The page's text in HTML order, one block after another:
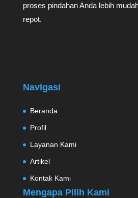
proses pindahan Anda lebih
repot.
Navigasi
Beranda
Profil
Layanan Kami
Artikel
Kontak Kami
Mengapa Pilih Kami